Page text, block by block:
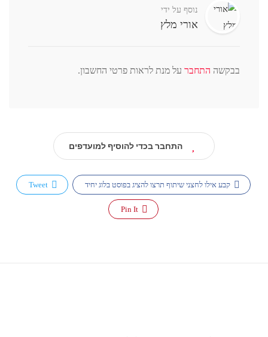
נוסף על ידי
אורי מלץ
בבקשה התחבר על מנת לראות פרטי החשבון.
התחבר בכדי להוסיף למועדפים
קבע אילו לחצני שיתוף תרצו להציג בפוסט בלוג יחיד Tweet
Pin It